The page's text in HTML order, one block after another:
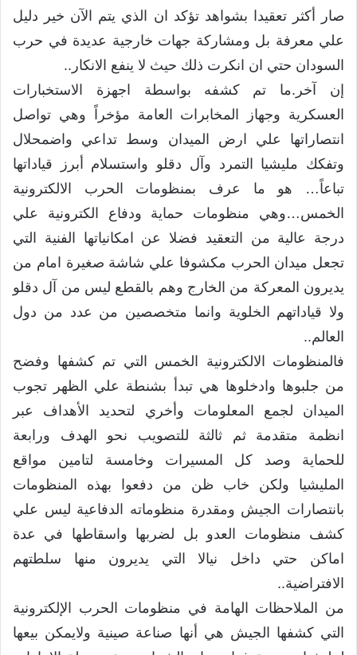
صار أكثر تعقيدا بشواهد تؤكد ان الذي يتم الآن خير دليل
علي معرفة بل ومشاركة جهات خارجية عديدة في حرب
السودان حتي ان انكرت ذلك حيث لا ينفع الانكار..
إن آخر.ما تم كشفه بواسطة اجهزة الاستخبارات
العسكرية وجهاز المخابرات العامة مؤخراً وهي تواصل
انتصاراتها علي ارض الميدان وسط تداعي واضمحلال
وتفكك مليشيا التمرد وآل دقلو واستسلام أبرز قياداتها
تباعاً… هو ما عرف بمنظومات الحرب الالكترونية
الخمس…وهي منظومات حماية ودفاع الكترونية علي
درجة عالية من التعقيد فضلا عن امكانياتها الفنية التي
تجعل ميدان الحرب مكشوفا علي شاشة صغيرة امام من
يديرون المعركة من الخارج وهم بالقطع ليس من آل دقلو
ولا قياداتهم الخلوية وانما متخصصين من عدد من دول
العالم..
فالمنظومات الالكترونية الخمس التي تم كشفها وفضح
من جلبوها وادخلوها هي تبدأ بشنطة علي الظهر تجوب
الميدان لجمع المعلومات وأخري لتحديد الأهداف عبر
انظمة متقدمة ثم ثالثة للتصويب نحو الهدف ورابعة
للحماية وصد كل المسيرات وخامسة لتامين مواقع
المليشيا ولكن خاب ظن من دفعوا بهذه المنظومات
بانتصارات الجيش ومقدرة منظوماته الدفاعية ليس علي
كشف منظومات العدو بل لضربها واسقاطها في عدة
اماكن حتي داخل نيالا التي يديرون منها سلطتهم
الافتراضية..
من الملاحظات الهامة في منظومات الحرب الإلكترونية
التي كشفها الجيش هي أنها صناعة صينية ولايمكن بيعها